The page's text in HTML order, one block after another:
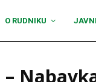
O RUDNIKU